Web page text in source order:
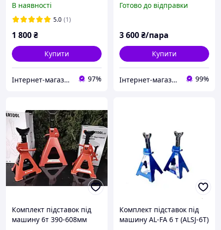
GT0405
В наявності
5.0 (1)
1 800₴
Купити
Інтернет-магазин "Деталіон" 97%
M80103
Готово до відправки
3 600₴/пара
Купити
Інтернет-магазин "DomTehno" ЗАВЖДИ НИЗЬКІ ЦІНИ 99%
Комплект підставок під
машину 6т 390-608мм
Комплект підставок під
машину AL-FA 6 т (ALSJ-6T)